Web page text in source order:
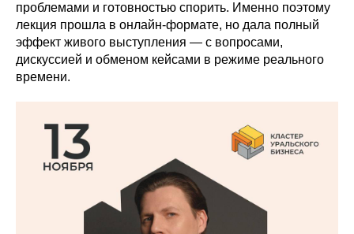
проблемами и готовностью спорить. Именно поэтому
лекция прошла в онлайн-формате, но дала полный
эффект живого выступления — с вопросами,
дискуссией и обменом кейсами в режиме реального
времени.